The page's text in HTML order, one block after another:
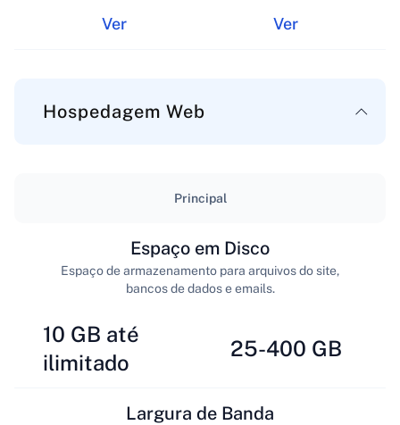
Ver Ver
Hospedagem Web
Principal
10 GB até
ilimitado
Espaço em Disco
Espaço de armazenamento para arquivos do site,
bancos de dados e emails.
25-400 GB
Largura de Banda